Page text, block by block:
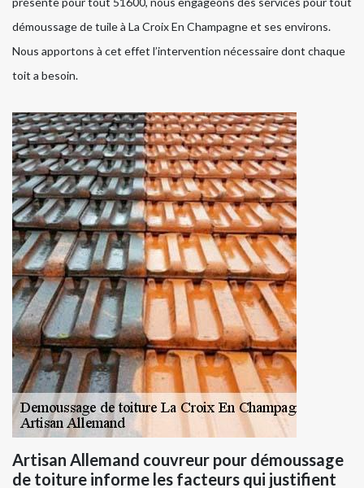
démoussage de tuile à La Croix En Champagne et ses environs.
Nous apportons à cet effet l’intervention nécessaire dont chaque
toit a besoin.
Artisan Allemand couvreur pour démoussage
de toiture informe les facteurs qui justifient